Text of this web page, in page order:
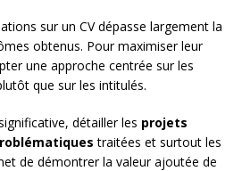
sur un CV dépasse largement la
obtenus. Pour maximiser leur
une approche centrée sur les
que sur les intitulés.
détailler les projets
traitées et surtout les
de démontrer la valeur ajoutée de